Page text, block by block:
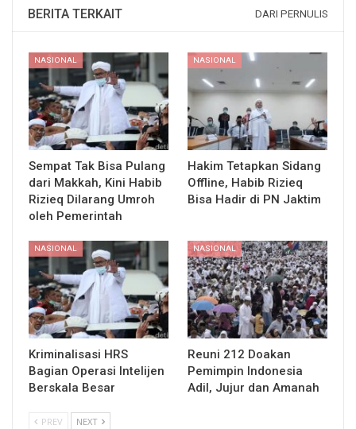
BERITA TERKAIT DARI PERNULIS
NASIONAL
Sempat Tak Bisa Pulang
dari Makkah, Kini Habib
Rizieq Dilarang Umroh
oleh Pemerintah
NASIONAL
Hakim Tetapkan Sidang
Offline, Habib Rizieq
Bisa Hadir di PN Jaktim
NASIONAL
Kriminalisasi HRS
Bagian Operasi Intelijen
Berskala Besar
NASIONAL
Reuni 212 Doakan
Pemimpin Indonesia
Adil, Jujur dan Amanah
PREV NEXT